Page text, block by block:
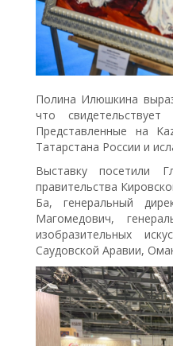
Полина Илюшкина
что
Представленные на
Татарстана России и
Выставку посетили
правительства
Ба, генеральный
Магомедович,
изобразительных
Саудовской Аравии,